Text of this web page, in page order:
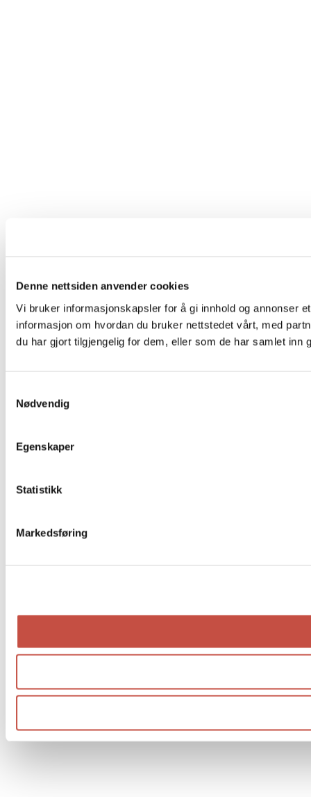
Denne nettsiden anvender cookies
Vi bruker informasjonskapsler for å gi innhold og annonser
informasjon om hvordan du bruker nettstedet vårt, med
du har gjort tilgjengelig for dem, eller som de har samlet
Nødvendig
Egenskaper
Statistikk
Markedsføring